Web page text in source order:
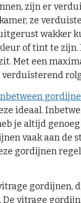
zijn er
ze
wakker
of tint te
Met een
ideaal.
je altijd
vaak aan de
gordijnen
gordijnen,
vitrage